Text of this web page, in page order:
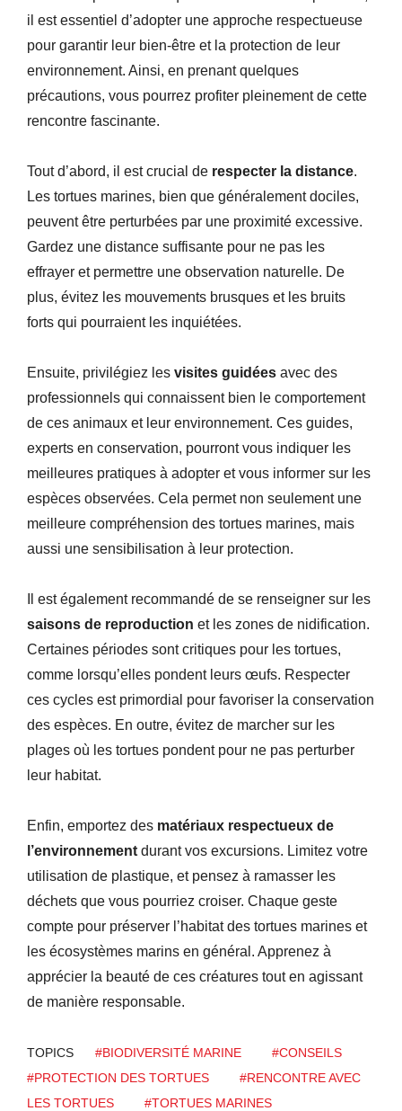
il est essentiel d’adopter une approche respectueuse
pour garantir leur bien-être et la protection de leur
environnement. Ainsi, en prenant quelques
précautions, vous pourrez profiter pleinement de cette
rencontre fascinante.
Tout d’abord, il est crucial de respecter la distance.
Les tortues marines, bien que généralement dociles,
peuvent être perturbées par une proximité excessive.
Gardez une distance suffisante pour ne pas les
effrayer et permettre une observation naturelle. De
plus, évitez les mouvements brusques et les bruits
forts qui pourraient les inquiétées.
Ensuite, privilégiez les visites guidées avec des
professionnels qui connaissent bien le comportement
de ces animaux et leur environnement. Ces guides,
experts en conservation, pourront vous indiquer les
meilleures pratiques à adopter et vous informer sur les
espèces observées. Cela permet non seulement une
meilleure compréhension des tortues marines, mais
aussi une sensibilisation à leur protection.
Il est également recommandé de se renseigner sur les
saisons de reproduction et les zones de nidification.
Certaines périodes sont critiques pour les tortues,
comme lorsqu’elles pondent leurs œufs. Respecter
ces cycles est primordial pour favoriser la conservation
des espèces. En outre, évitez de marcher sur les
plages où les tortues pondent pour ne pas perturber
leur habitat.
Enfin, emportez des matériaux respectueux de
l’environnement durant vos excursions. Limitez votre
utilisation de plastique, et pensez à ramasser les
déchets que vous pourriez croiser. Chaque geste
compte pour préserver l’habitat des tortues marines et
les écosystèmes marins en général. Apprenez à
apprécier la beauté de ces créatures tout en agissant
de manière responsable.
TOPICS #BIODIVERSITÉ MARINE
#CONSEILS
#PROTECTION DES TORTUES
#RENCONTRE AVEC
LES TORTUES
#TORTUES MARINES